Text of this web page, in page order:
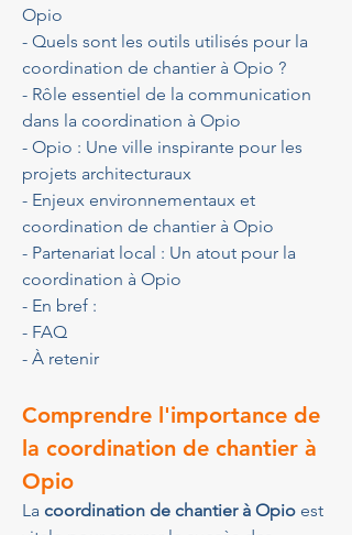
Opio
- Quels sont les outils utilisés pour la
coordination de chantier à Opio ?
- Rôle essentiel de la communication
dans la coordination à Opio
- Opio : Une ville inspirante pour les
projets architecturaux
- Enjeux environnementaux et
coordination de chantier à Opio
- Partenariat local : Un atout pour la
coordination à Opio
- En bref :
- FAQ
- À retenir
Comprendre l'importance de
la coordination de chantier à
Opio
La coordination de chantier à Opio est